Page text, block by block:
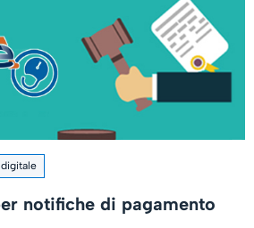
notifiche di pagamento